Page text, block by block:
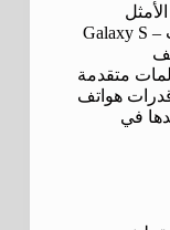
لهواتف سامسونج مسجل المكالمات – Galaxy S
متقدمة
هواتف
في